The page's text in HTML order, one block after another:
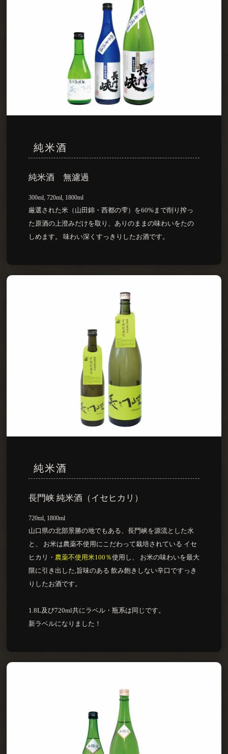
純米酒
純米酒 無濾過
300ml, 720ml, 1800ml
厳選された米（山田錦・西都の雫）を60%まで削り搾っ
た原酒の上澄みだけを取り、ありのままの味わいをたの
しめます。 味わい深くすっきりしたお酒です。
純米酒
長門峡 純米酒（イセヒカリ）
720ml, 1800ml
山口県の北部景勝の地でもある、長門峡を源流とした水
と、 お米は農薬不使用にこだわって栽培されている イセ
ヒカリ・ 農薬不使用米100％使用し、 お米の味わいを最大
限に引き出した,旨味のある 飲み飽きしない辛口ですっき
りしたお酒です。
1.8L及び720ml共にラベル・瓶系は同じです。
新ラベルになりました！